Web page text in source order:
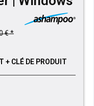
€ *
+ CLÉ DE PRODUIT